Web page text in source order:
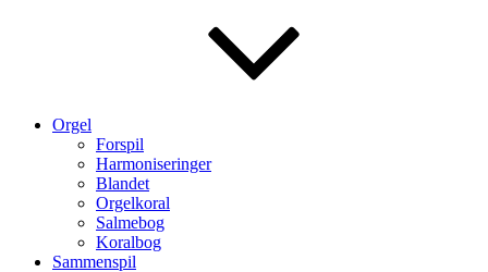
Orgel
Forspil
Harmoniseringer
Blandet
Orgelkoral
Salmebog
Koralbog
Sammenspil